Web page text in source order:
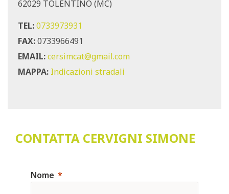
62029 TOLENTINO (MC)
TEL:0733973931
FAX:0733966491
EMAIL:cersimcat@gmail.com
MAPPA: Indicazioni stradali
CONTATTA CERVIGNI SIMONE
Nome